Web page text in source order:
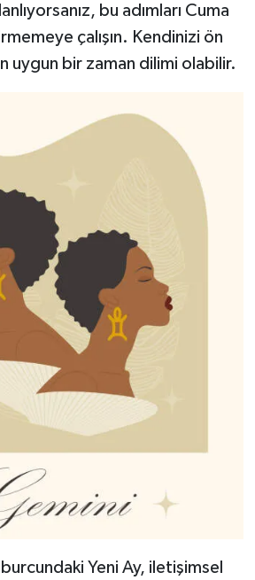
bu adımları Cuma
çalışın. Kendinizi ön
uygun bir zaman dilimi olabilir.
Yeni Ay, iletişimsel